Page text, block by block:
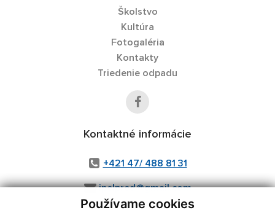
Používame cookies
Školstvo
Kultúra
Fotogaléria
Kontakty
Triedenie odpadu
Kontaktné informácie
+421 47/ 488 81 31
ipelpred@gmail.com